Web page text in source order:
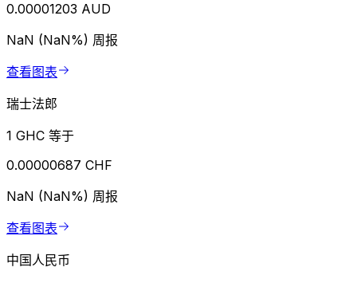
0.00001203 AUD
NaN (NaN%) 周报
查看图表
瑞士法郎
1 GHC 等于
0.00000687 CHF
NaN (NaN%) 周报
查看图表
中国人民币